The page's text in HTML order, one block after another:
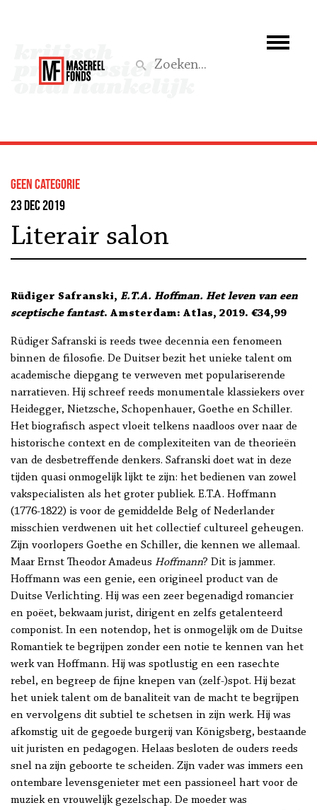
Wat we doen
Aktief
Geen categorie
23 dec 2019
Literair salon
Rüdiger Safranski, E.T.A. Hoffman. Het leven van een
sceptische fantast. Amsterdam: Atlas, 2019. €34,99
Rüdiger Safranski is reeds twee decennia een fenomeen
binnen de filosofie. De Duitser bezit het unieke talent om
academische diepgang te verweven met populariserende
narratieven. Hij schreef reeds monumentale klassiekers over
Heidegger, Nietzsche, Schopenhauer, Goethe en Schiller.
Het biografisch aspect vloeit telkens naadloos over naar de
historische context en de complexiteiten van de theorieën
van de desbetreffende denkers. Safranski doet wat in deze
tijden quasi onmogelijk lijkt te zijn: het bedienen van zowel
vakspecialisten als het groter publiek. E.T.A. Hoffmann
(1776-1822) is voor de gemiddelde Belg of Nederlander
misschien verdwenen uit het collectief cultureel geheugen.
Zijn voorlopers Goethe en Schiller, die kennen we allemaal.
Maar Ernst Theodor Amadeus Hoffmann? Dit is jammer.
Hoffmann was een genie, een origineel product van de
Duitse Verlichting. Hij was een zeer begenadigd romancier
en poëet, bekwaam jurist, dirigent en zelfs getalenteerd
componist. In een notendop, het is onmogelijk om de Duitse
Romantiek te begrijpen zonder een notie te kennen van het
werk van Hoffmann. Hij was spotlustig en een rasechte
rebel, en begreep de fijne knepen van (zelf-)spot. Hij bezat
het uniek talent om de banaliteit van de macht te begrijpen
en vervolgens dit subtiel te schetsen in zijn werk. Hij was
afkomstig uit de gegoede burgerij van Königsberg, bestaande
uit juristen en pedagogen. Helaas besloten de ouders reeds
snel na zijn geboorte te scheiden. Zijn vader was immers een
ontembare levensgenieter met een passioneel hart voor de
muziek en vrouwelijk gezelschap. De moeder was